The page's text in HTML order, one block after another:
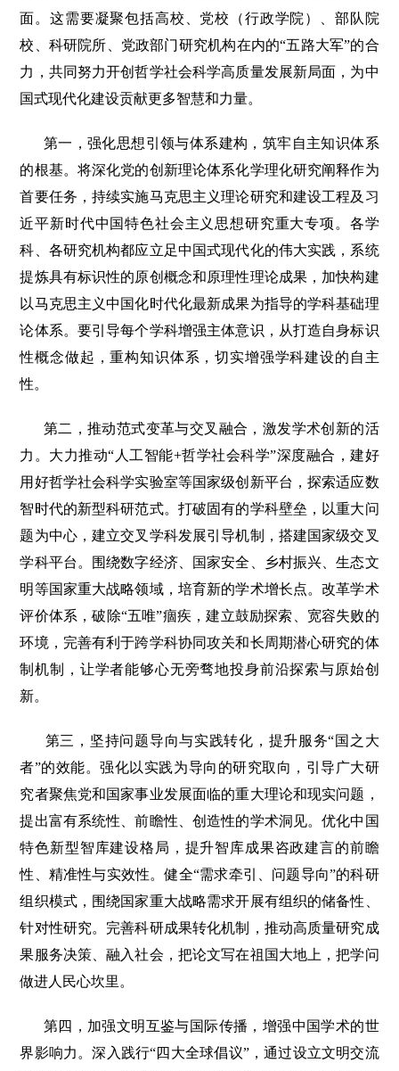
面。这需要凝聚包括高校、党校（行政学院）、部队院
校、科研院所、党政部门研究机构在内的“五路大军”的合
力，共同努力开创哲学社会科学高质量发展新局面，为中
国式现代化建设贡献更多智慧和力量。
第一，强化思想引领与体系建构，筑牢自主知识体系
的根基。将深化党的创新理论体系化学理化研究阐释作为
首要任务，持续实施马克思主义理论研究和建设工程及习
近平新时代中国特色社会主义思想研究重大专项。各学
科、各研究机构都应立足中国式现代化的伟大实践，系统
提炼具有标识性的原创概念和原理性理论成果，加快构建
以马克思主义中国化时代化最新成果为指导的学科基础理
论体系。要引导每个学科增强主体意识，从打造自身标识
性概念做起，重构知识体系，切实增强学科建设的自主
性。
第二，推动范式变革与交叉融合，激发学术创新的活
力。大力推动“人工智能+哲学社会科学”深度融合，建好
用好哲学社会科学实验室等国家级创新平台，探索适应数
智时代的新型科研范式。打破固有的学科壁垒，以重大问
题为中心，建立交叉学科发展引导机制，搭建国家级交叉
学科平台。围绕数字经济、国家安全、乡村振兴、生态文
明等国家重大战略领域，培育新的学术增长点。改革学术
评价体系，破除“五唯”痼疾，建立鼓励探索、宽容失败的
环境，完善有利于跨学科协同攻关和长周期潜心研究的体
制机制，让学者能够心无旁骛地投身前沿探索与原始创
新。
第三，坚持问题导向与实践转化，提升服务“国之大
者”的效能。强化以实践为导向的研究取向，引导广大研
究者聚焦党和国家事业发展面临的重大理论和现实问题，
提出富有系统性、前瞻性、创造性的学术洞见。优化中国
特色新型智库建设格局，提升智库成果咨政建言的前瞻
性、精准性与实效性。健全“需求牵引、问题导向”的科研
组织模式，围绕国家重大战略需求开展有组织的储备性、
针对性研究。完善科研成果转化机制，推动高质量研究成
果服务决策、融入社会，把论文写在祖国大地上，把学问
做进人民心坎里。
第四，加强文明互鉴与国际传播，增强中国学术的世
界影响力。深入践行“四大全球倡议”，通过设立文明交流